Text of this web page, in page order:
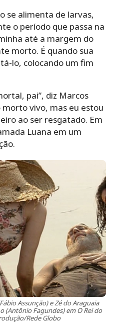
se alimenta de larvas,
o período que passa na
até a margem do
morto. É quando sua
lo, colocando um fim
pai”, diz Marcos
morto vivo, mas eu estou
ao ser resgatado. Em
Luana em um
Assunção) e Zé do Araguaia
(Antônio Fagundes) em O Rei do
Rede Globo